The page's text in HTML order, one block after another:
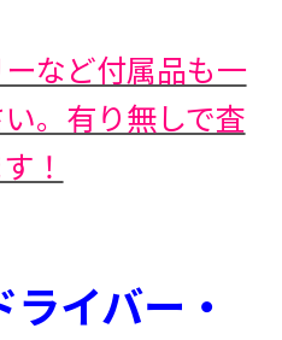
など付属品も一
。有り無しで査
！
イバー・